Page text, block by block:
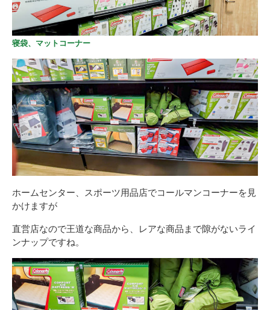
寝袋、マットコーナー
ホームセンター、スポーツ用品店でコールマンコーナーを見
かけますが
直営店なので王道な商品から、レアな商品まで隙がないライ
ンナップですね。